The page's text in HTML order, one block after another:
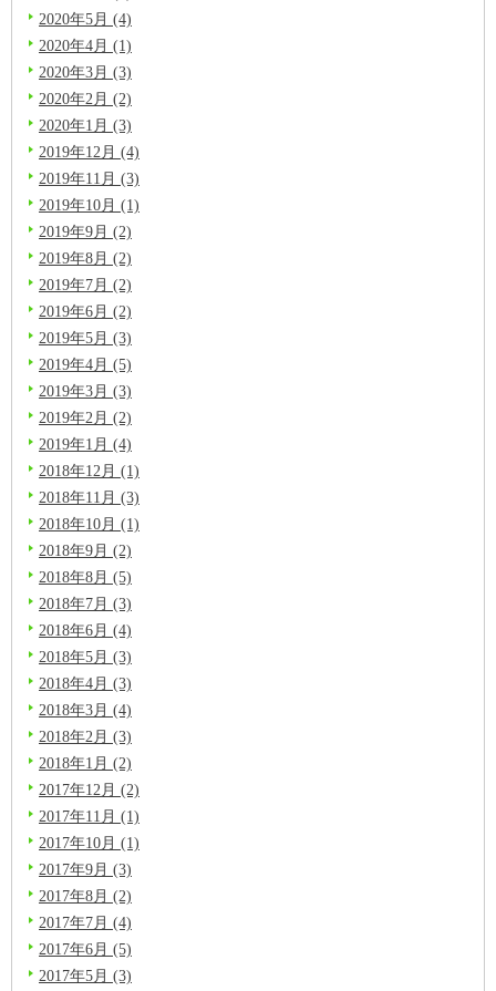
2020年5月 (4)
2020年4月 (1)
2020年3月 (3)
2020年2月 (2)
2020年1月 (3)
2019年12月 (4)
2019年11月 (3)
2019年10月 (1)
2019年9月 (2)
2019年8月 (2)
2019年7月 (2)
2019年6月 (2)
2019年5月 (3)
2019年4月 (5)
2019年3月 (3)
2019年2月 (2)
2019年1月 (4)
2018年12月 (1)
2018年11月 (3)
2018年10月 (1)
2018年9月 (2)
2018年8月 (5)
2018年7月 (3)
2018年6月 (4)
2018年5月 (3)
2018年4月 (3)
2018年3月 (4)
2018年2月 (3)
2018年1月 (2)
2017年12月 (2)
2017年11月 (1)
2017年10月 (1)
2017年9月 (3)
2017年8月 (2)
2017年7月 (4)
2017年6月 (5)
2017年5月 (3)